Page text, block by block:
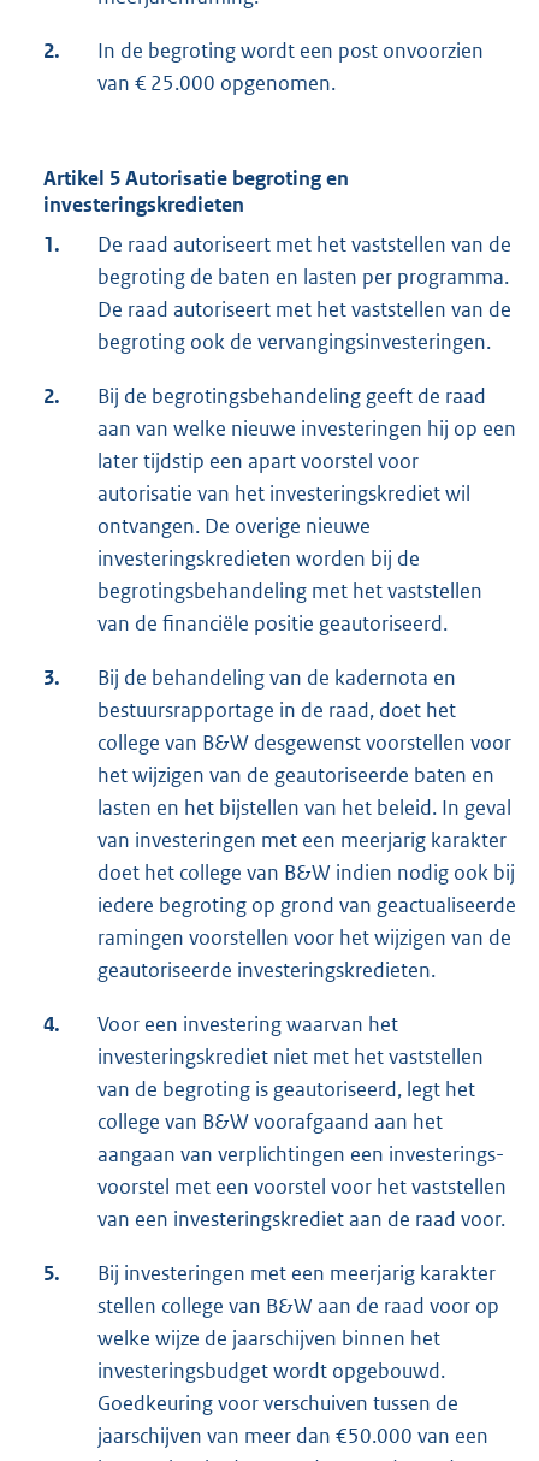
2.
In de begroting wordt een post onvoorzien
van € 25.000 opgenomen.
Artikel 5 Autorisatie begroting en
investeringskredieten
1.
De raad autoriseert met het vaststellen van de
begroting de baten en lasten per programma.
De raad autoriseert met het vaststellen van de
begroting ook de vervangingsinvesteringen.
2.
Bij de begrotingsbehandeling geeft de raad
aan van welke nieuwe investeringen hij op een
later tijdstip een apart voorstel voor
autorisatie van het investeringskrediet wil
ontvangen. De overige nieuwe
investeringskredieten worden bij de
begrotingsbehandeling met het vaststellen
van de financiële positie geautoriseerd.
3.
Bij de behandeling van de kadernota en
bestuursrapportage in de raad, doet het
college van B&W desgewenst voorstellen voor
het wijzigen van de geautoriseerde baten en
lasten en het bijstellen van het beleid. In geval
van investeringen met een meerjarig karakter
doet het college van B&W indien nodig ook bij
iedere begroting op grond van geactualiseerde
ramingen voorstellen voor het wijzigen van de
geautoriseerde investeringskredieten.
4.
Voor een investering waarvan het
investeringskrediet niet met het vaststellen
van de begroting is geautoriseerd, legt het
college van B&W voorafgaand aan het
aangaan van verplichtingen een investerings-
voorstel met een voorstel voor het vaststellen
van een investeringskrediet aan de raad voor.
5.
Bij investeringen met een meerjarig karakter
stellen college van B&W aan de raad voor op
welke wijze de jaarschijven binnen het
investeringsbudget wordt opgebouwd.
Goedkeuring voor verschuiven tussen de
jaarschijven van meer dan €50.000 van een